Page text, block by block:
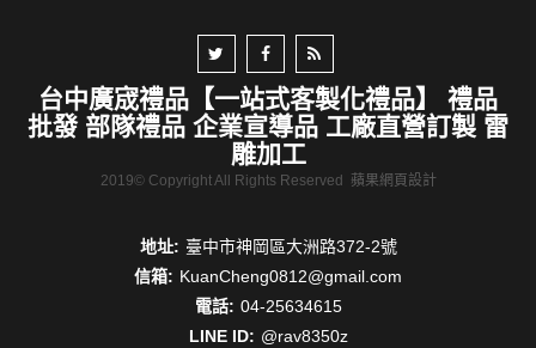
台中廣宬禮品【一站式客製化禮品】 禮品
批發 部隊禮品 企業宣導品 工廠直營訂製 雷
雕加工
2019© Copyright All Rights Reserved 蘋果網頁設計
地址: 臺中市神岡區大洲路372-2號
信箱: KuanCheng0812@gmail.com
電話: 04-25634615
LINE ID: @rav8350z